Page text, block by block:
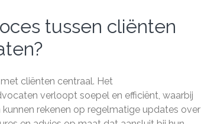
tussen cliënten
cliënten centraal. Het
verloopt soepel en efficiënt, waarbij
rekenen op regelmatige updates over